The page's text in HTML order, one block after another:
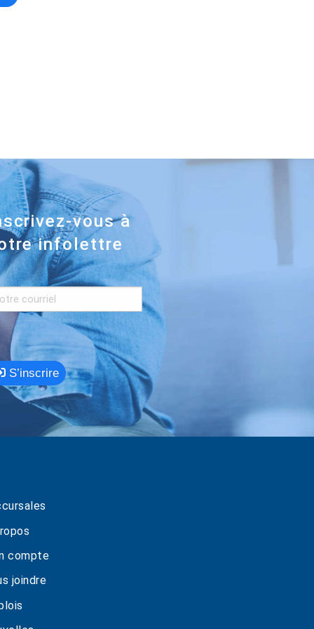
vous à
infolettre
S’inscrire
compte
joindre